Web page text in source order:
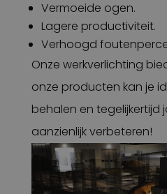
Vermoeide ogen.
Lagere productiviteit.
Verhoogd
Onze werkverlichting
onze producten kan je
behalen en tegelijkertijd
aanzienlijk verbeteren!